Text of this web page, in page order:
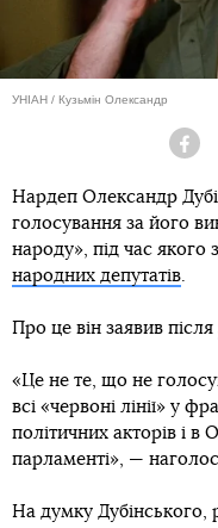
УНІАН / Кузьмін Олександр
Нардеп Олександр
голосування за його
народу», під час якого
народних депутатів.
Про це він заявив після
«Це не те, що не
всі «червоні лінії» у
політичних акторів і в
парламенті», —
На думку Дубінського,